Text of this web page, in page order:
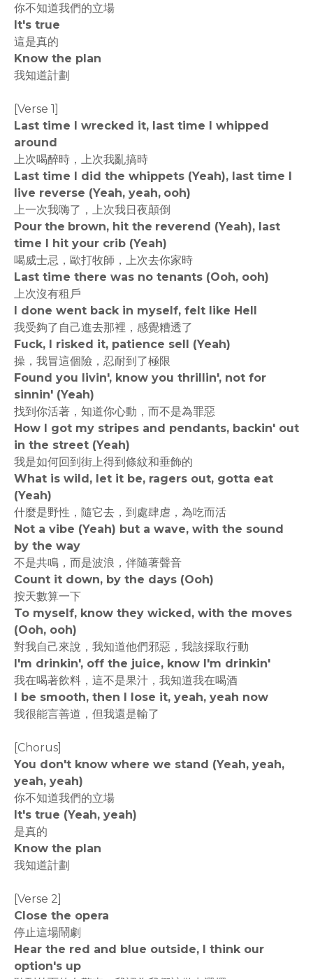
你不知道我們的立場
It's true
這是真的
Know the plan
我知道計劃
[Verse 1]
Last time I wrecked it, last time I whipped
around
上次喝醉時，上次我亂搞時
Last time I did the whippets (Yeah), last time I
live reverse (Yeah, yeah, ooh)
上一次我嗨了，上次我日夜顛倒
Pour the brown, hit the reverend (Yeah), last
time I hit your crib (Yeah)
喝威士忌，歐打牧師，上次去你家時
Last time there was no tenants (Ooh, ooh)
上次沒有租戶
I done went back in myself, felt like Hell
我受夠了自己進去那裡，感覺糟透了
Fuck, I risked it, patience sell (Yeah)
操，我冒這個險，忍耐到了極限
Found you livin', know you thrillin', not for
sinnin' (Yeah)
找到你活著，知道你心動，而不是為罪惡
How I got my stripes and pendants, backin' out
in the street (Yeah)
我是如何回到街上得到條紋和垂飾的
What is wild, let it be, ragers out, gotta eat
(Yeah)
什麼是野性，隨它去，到處肆虐，為吃而活
Not a vibe (Yeah) but a wave, with the sound
by the way
不是共鳴，而是波浪，伴隨著聲音
Count it down, by the days (Ooh)
按天數算一下
To myself, know they wicked, with the moves
(Ooh, ooh)
對我自己來說，我知道他們邪惡，我該採取行動
I'm drinkin', off the juice, know I'm drinkin'
我在喝著飲料，這不是果汁，我知道我在喝酒
I be smooth, then I lose it, yeah, yeah now
我很能言善道，但我還是輸了
[Chorus]
You don't know where we stand (Yeah, yeah,
yeah, yeah)
你不知道我們的立場
It's true (Yeah, yeah)
是真的
Know the plan
我知道計劃
[Verse 2]
Close the opera
停止這場鬧劇
Hear the red and blue outside, I think our
option's up